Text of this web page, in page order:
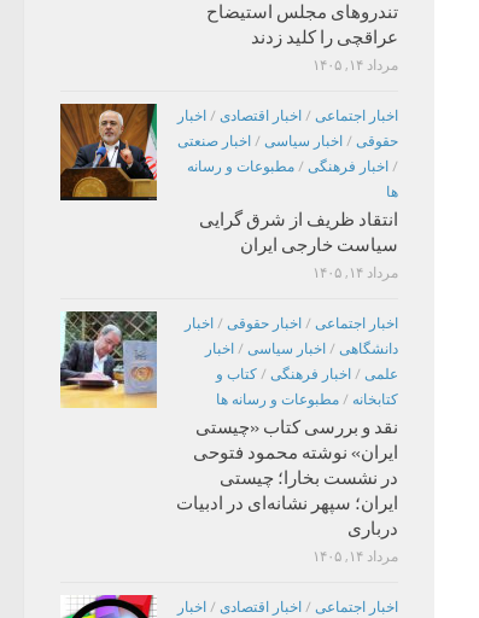
تندروهای مجلس استیضاح
عراقچی را کلید زدند
مرداد ۱۴, ۱۴۰۵
اخبار اجتماعی / اخبار اقتصادی / اخبار
حقوقی / اخبار سیاسی / اخبار صنعتی
/ اخبار فرهنگی / مطبوعات و رسانه
ها
انتقاد ظریف از شرق گرایی
سیاست خارجی ایران
مرداد ۱۴, ۱۴۰۵
اخبار اجتماعی / اخبار حقوقی / اخبار
دانشگاهی / اخبار سیاسی / اخبار
علمی / اخبار فرهنگی / کتاب و
کتابخانه / مطبوعات و رسانه ها
نقد و بررسی کتاب «چیستی
ایران» نوشته محمود فتوحی
در نشست بخارا؛ چیستی
ایران؛ سپهر نشانه‌ای در ادبیات
درباری
مرداد ۱۴, ۱۴۰۵
اخبار اجتماعی / اخبار اقتصادی / اخبار